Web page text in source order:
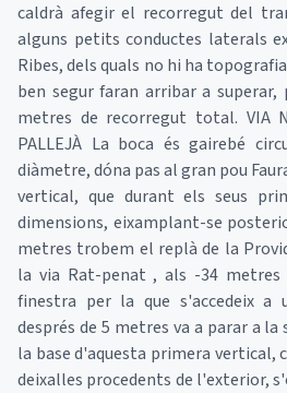
caldrà afegir el recorregut del
alguns petits conductes laterals
Ribes, dels quals no hi ha
ben segur faran arribar a
metres de recorregut total. VIA
PALLEJÀ La boca és gairebé
diàmetre, dóna pas al gran pou
vertical, que durant els seus
dimensions, eixamplant-se
metres trobem el replà de la
la via Rat-penat , als -34
finestra per la que s'accedeix a
després de 5 metres va a parar a
la base d'aquesta primera vertical,
deixalles procedents de l'exterior,